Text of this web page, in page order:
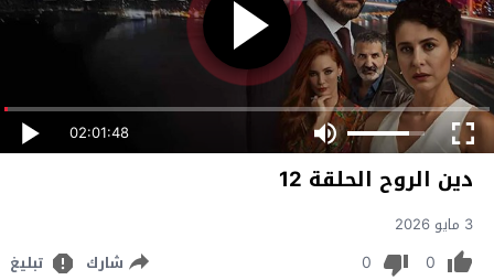
02:01:48
دين الروح الحلقة 12
3 مايو 2026
0
0 شارك تبليغ